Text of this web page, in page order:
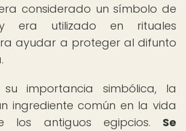
considerado un símbolo de
era utilizado en rituales
ayudar a proteger al difunto
importancia simbólica, la
ingrediente común en la vida
los antiguos egipcios. Se